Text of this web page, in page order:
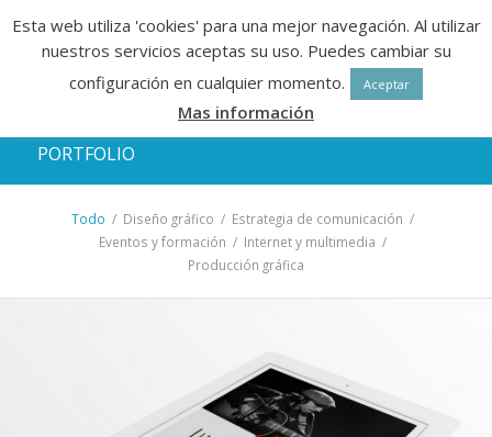
PORTFOLIO
Todo / Diseño gráfico / Estrategia de comunicación /
Eventos y formación / Internet y multimedia /
Producción gráfica
Esta web utiliza 'cookies' para una mejor navegación. Al utilizar
nuestros servicios aceptas su uso. Puedes cambiar su
configuración en cualquier momento.
Aceptar
Mas información